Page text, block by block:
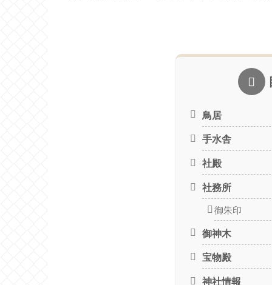
鳥居
手水舎
社殿
社務所
御朱印
御神木
宝物殿
神社情報